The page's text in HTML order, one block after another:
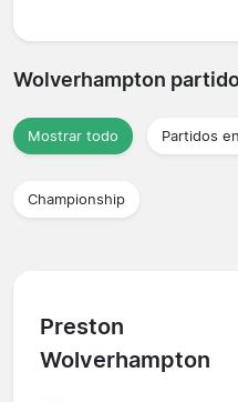
Wolverhampton
Mostrar todo Partidos
Championship
Preston
Wolverhampton